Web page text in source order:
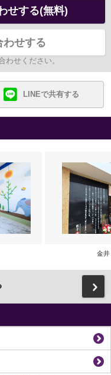
せする(無料)
わせする
わせください。
LINEで共有する
金